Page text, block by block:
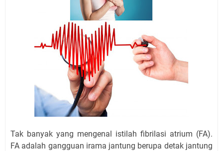
Tak banyak yang mengenal istilah fibrilasi atrium (FA).
FA adalah gangguan irama jantung berupa detak jantung